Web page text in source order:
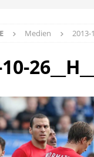
Medien 2013-